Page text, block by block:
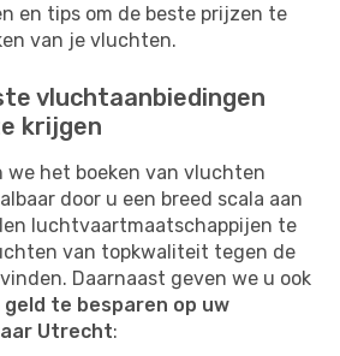
en tips om de beste prijzen te
van je vluchten.
vluchtaanbiedingen
krijgen
we het boeken van vluchten
door u een breed scala aan
luchtvaartmaatschappijen te
van topkwaliteit tegen de
Daarnaast geven we u ook
te besparen op uw
Utrecht: